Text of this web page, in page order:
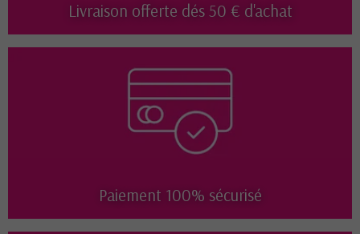
Livraison offerte dés 50 € d'achat
Paiement 100% sécurisé